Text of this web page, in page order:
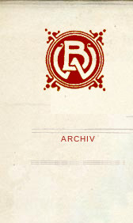
ARCHIV